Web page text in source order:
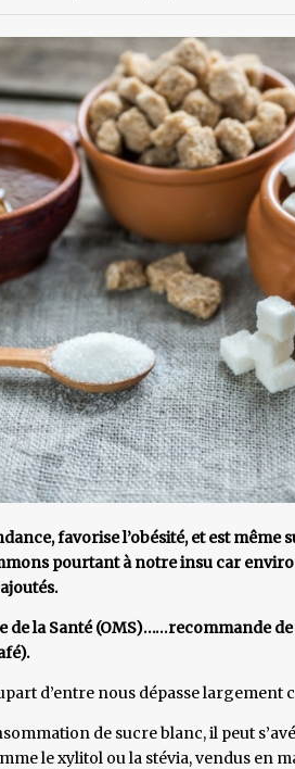
favorise l’obésité, et est même
pourtant à notre insu car
de la Santé (OMS)……recommande
d’entre nous dépasse largement
de sucre blanc, il peut
le xylitol ou la stévia, vendus en